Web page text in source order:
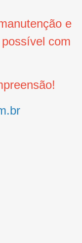
e
com